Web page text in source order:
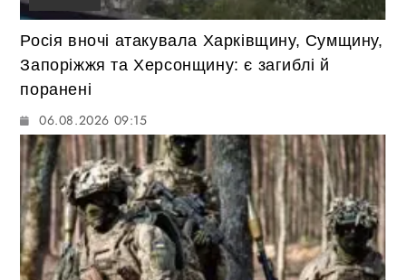
Росія вночі атакувала Харківщину, Сумщину,
Запоріжжя та Херсонщину: є загиблі й
поранені
06.08.2026 09:15